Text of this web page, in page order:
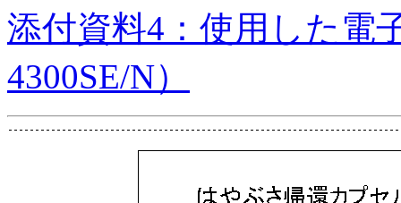
添付資料4：使用した電
4300SE/N）